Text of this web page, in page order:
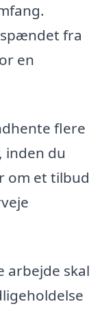
fra
en
flere
inden du
om et tilbud
arbejde skal